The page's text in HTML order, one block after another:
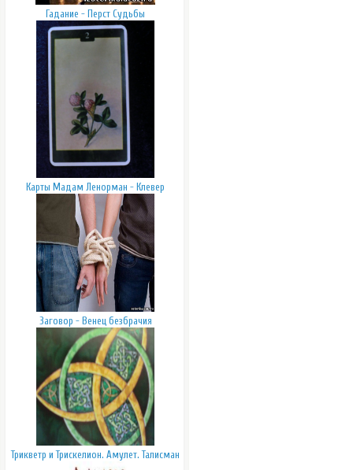
Гадание - Перст Судьбы
Карты Мадам Ленорман - Клевер
Заговор - Венец безбрачия
Трикветр и Трискелион. Амулет. Талисман